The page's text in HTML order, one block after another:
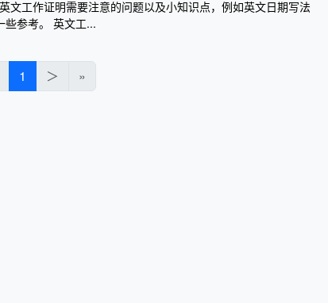
文工作证明需要注意的问题以及小知识点，例如英文日期写法
些参考。 英文工...
1 ＞ »